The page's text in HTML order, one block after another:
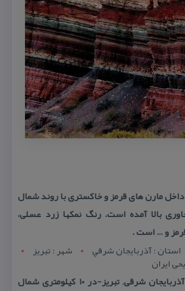
مارن های قرمز و خاكستری با روند شمال
بالا آمده است. رنگ نمكها زرد عسلی،
و … است .
استان : آذربايجان شرقي شهر : تبريز
ایران
آدرس : استان آذربایجان شرقی, تبریز-در ۱۰ كیلومتری شمال